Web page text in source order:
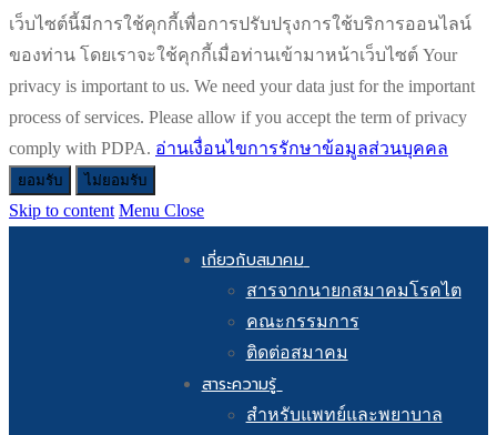
เว็บไซต์นี้มีการใช้คุกกี้เพื่อการปรับปรุงการใช้บริการออนไลน์
ของท่าน โดยเราจะใช้คุกกี้เมื่อท่านเข้ามาหน้าเว็บไซต์ Your
privacy is important to us. We need your data just for the important
process of services. Please allow if you accept the term of privacy
comply with PDPA. อ่านเงื่อนไขการรักษาข้อมูลส่วนบุคคล
ยอมรับ ไม่ยอมรับ
Skip to content Menu Close
เกี่ยวกับสมาคม
สารจากนายกสมาคมโรคไต
คณะกรรมการ
ติดต่อสมาคม
สาระความรู้
สำหรับแพทย์และพยาบาล